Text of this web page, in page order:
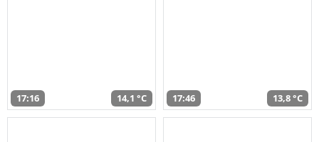
17:16 14,1 °C 17:46 13,8 °C